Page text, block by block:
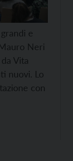
e
Neri
Vita
nuovi. Lo
con